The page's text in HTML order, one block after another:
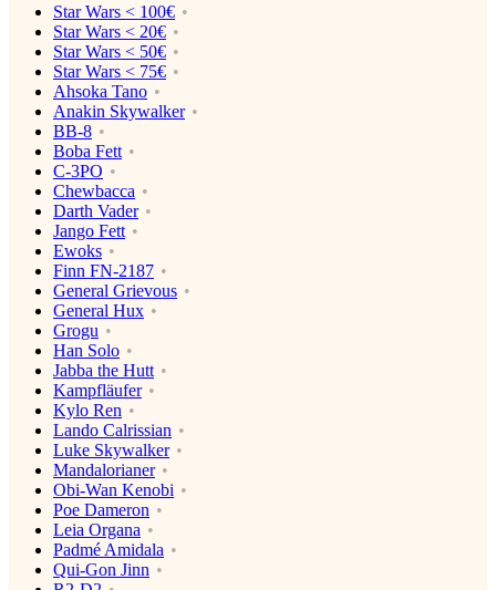
Star Wars < 100€
Star Wars < 20€
Star Wars < 50€
Star Wars < 75€
Ahsoka Tano
Anakin Skywalker
BB-8
Boba Fett
C-3PO
Chewbacca
Darth Vader
Jango Fett
Ewoks
Finn FN-2187
General Grievous
General Hux
Grogu
Han Solo
Jabba the Hutt
Kampfläufer
Kylo Ren
Lando Calrissian
Luke Skywalker
Mandalorianer
Obi-Wan Kenobi
Poe Dameron
Leia Organa
Padmé Amidala
Qui-Gon Jinn